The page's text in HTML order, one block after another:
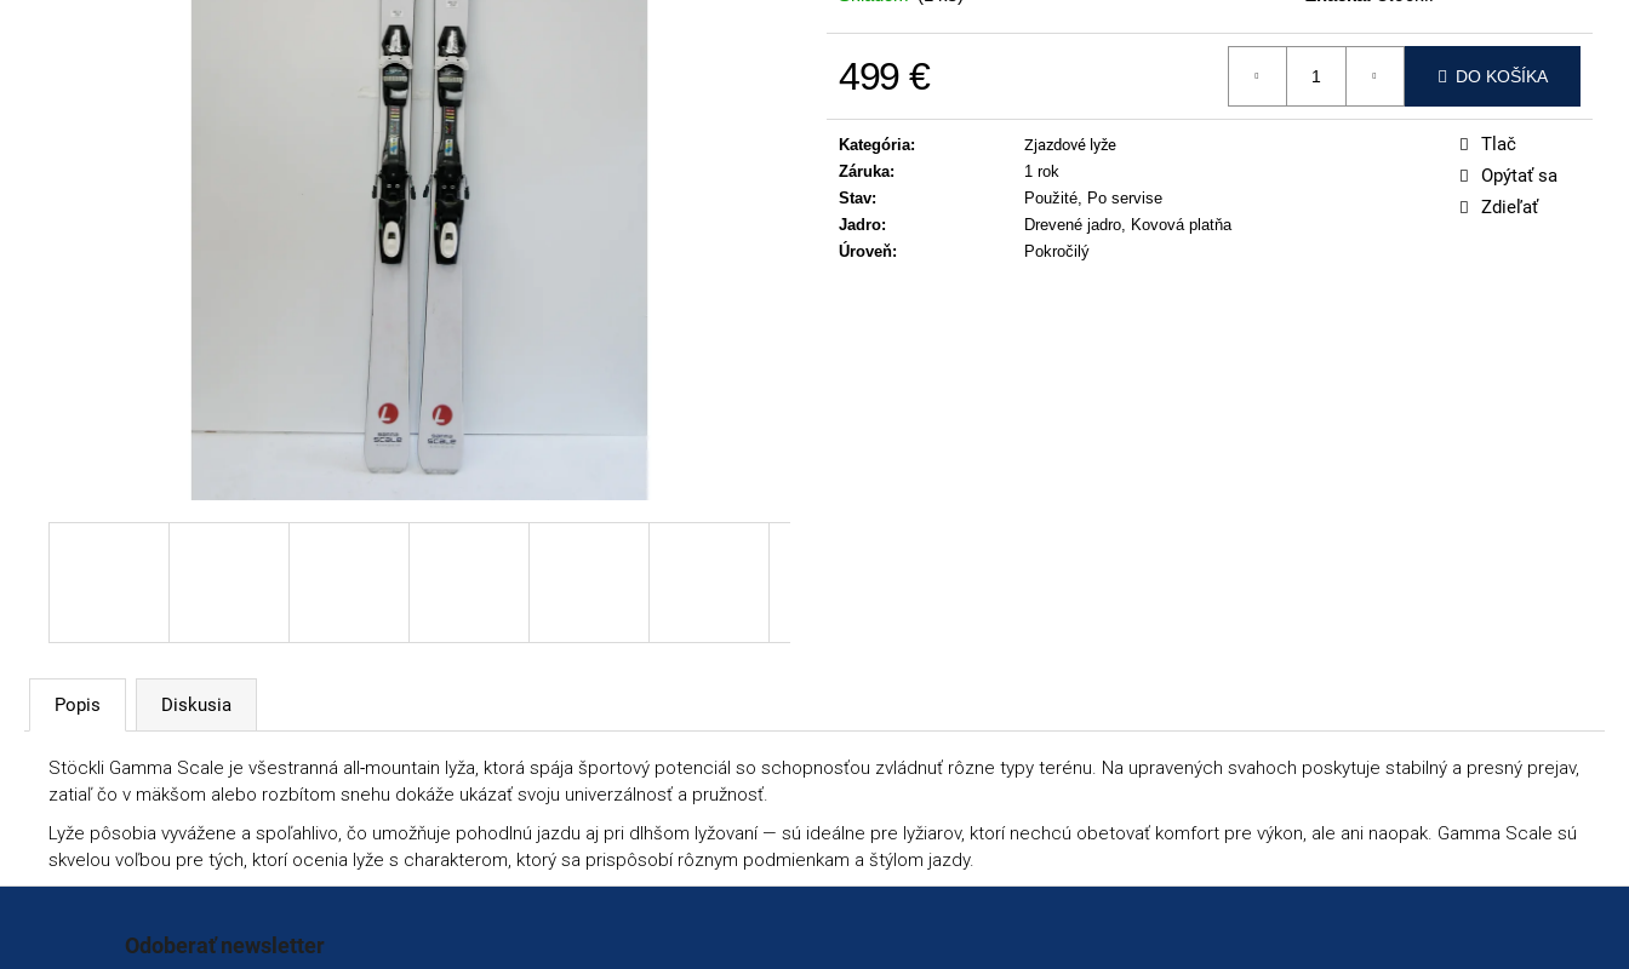
499 € DO KOŠÍKA
Kategória:
Zjazdové lyže
Záruka:
1 rok
Stav:
Použité, Po servise
Jadro:
Drevené jadro, Kovová platňa
Úroveň: Pokročilý
Tlač
Opýtať sa
Zdieľať
Popis Diskusia
Stöckli Gamma Scale je všestranná all‑mountain lyža, ktorá spája športový potenciál so schopnosťou zvládnuť rôzne typy terénu. Na upravených svahoch poskytuje stabilný a presný prejav,
zatiaľ čo v mäkšom alebo rozbítom snehu dokáže ukázať svoju univerzálnosť a pružnosť.
Lyže pôsobia vyvážene a spoľahlivo, čo umožňuje pohodlnú jazdu aj pri dlhšom lyžovaní — sú ideálne pre lyžiarov, ktorí nechcú obetovať komfort pre výkon, ale ani naopak. Gamma Scale sú
skvelou voľbou pre tých, ktorí ocenia lyže s charakterom, ktorý sa prispôsobí rôznym podmienkam a štýlom jazdy.
Odoberať newsletter